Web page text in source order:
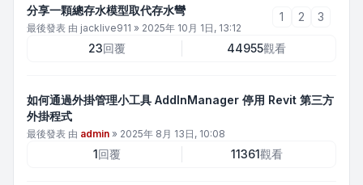
分享一顆總存水模型取代存水彎
最後發表 由 jacklive911 » 2025年 10月 1日, 13:12
1 2 3
23回覆 44955觀看
如何通過外掛管理小工具 AddInManager 停用 Revit 第三方
外掛程式
最後發表 由 admin » 2025年 8月 13日, 10:08
1回覆 11361觀看